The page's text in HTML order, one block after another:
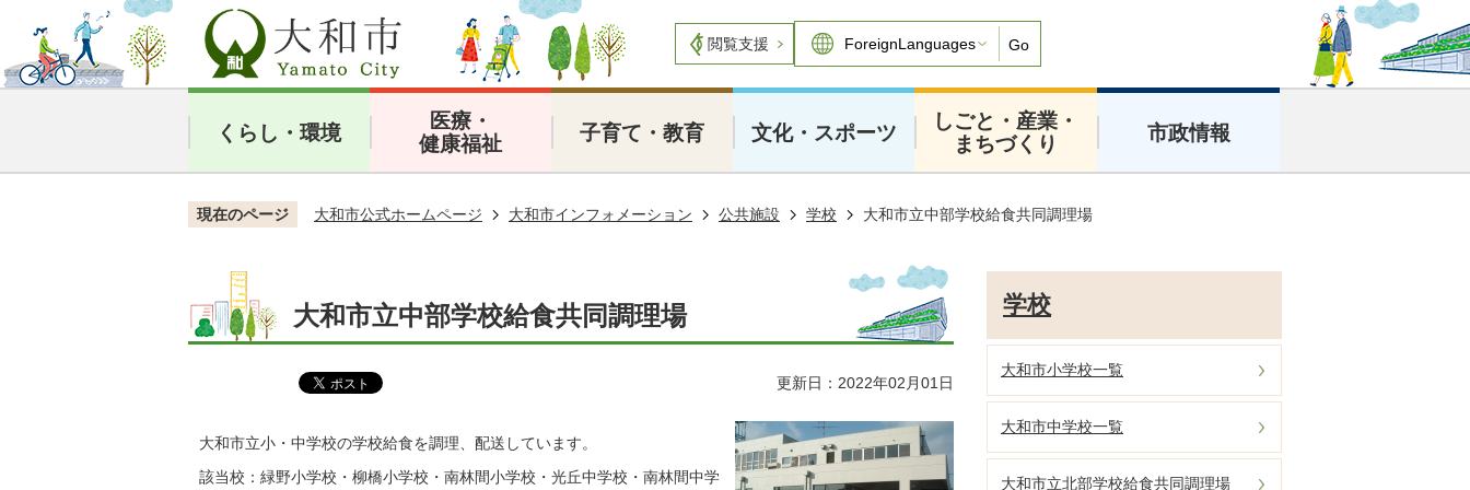
閲覧支援 Go
くらし・環境
医療・
健康福祉
子育て・教育 文化・スポーツ
しごと・産業・
まちづくり
市政情報
現在のページ 大和市公式ホームページ 大和市インフォメーション 公共施設 学校 大和市立中部学校給食共同調理場
大和市立中部学校給食共同調理場
更新日：2022年02月01日
大和市立小・中学校の学校給食を調理、配送しています。
該当校：緑野小学校・柳橋小学校・南林間小学校・光丘中学校・南林間中学
学校
大和市小学校一覧
大和市中学校一覧
大和市立北部学校給食共同調理場